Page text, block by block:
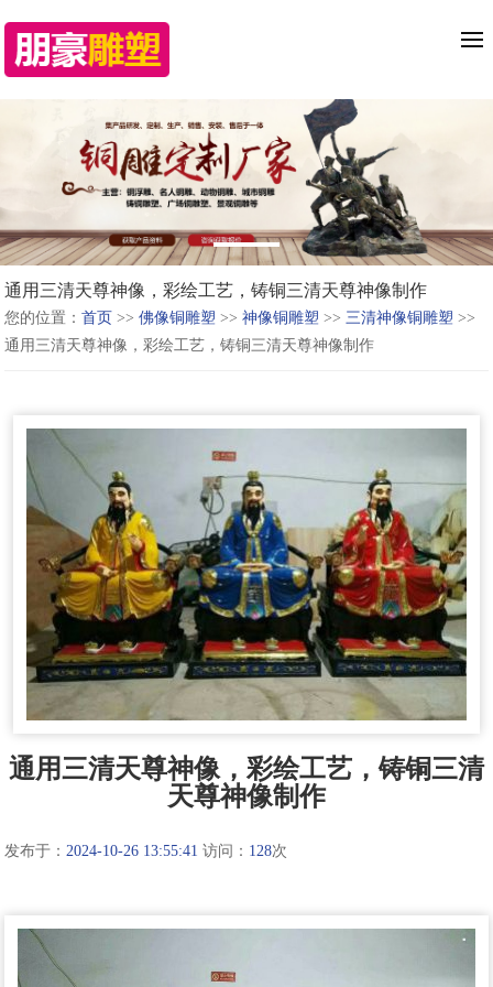
通用三清天尊神像，彩绘工艺，铸铜三清天尊神像制作
您的位置：首页 >>佛像铜雕塑 >>神像铜雕塑 >>三清神像铜雕塑 >>
通用三清天尊神像，彩绘工艺，铸铜三清天尊神像制作
通用三清天尊神像，彩绘工艺，铸铜三清
天尊神像制作
发布于：2024-10-26 13:55:41 访问： 128次